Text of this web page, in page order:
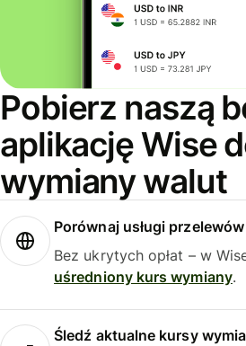
Pobierz naszą
aplikację Wise
wymiany walut
Porównaj usługi
Bez ukrytych opłat – w
uśredniony kurs wymiany.
Śledź aktualne kursy